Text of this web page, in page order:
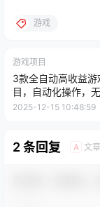
游戏
游戏项目
3款全自动高收益游
目，自动化操作，
日入1k+，长期稳定
2025-12-15 10:48:59
2 条回复 A 文